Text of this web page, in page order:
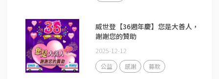
威世登【36週年慶】您是大善人，
謝謝您的贊助
2025-12-12
公益 感謝 募款